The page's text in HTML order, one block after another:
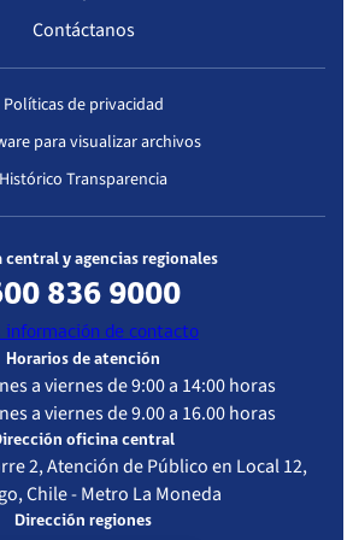
Contáctanos
Políticas de privacidad
para visualizar archivos
Histórico Transparencia
central y agencias regionales
836 9000
información de contacto
Horarios de atención
a viernes de 9:00 a 14:00 horas
a viernes de 9.00 a 16.00 horas
oficina central
2, Atención de Público en Local 12,
Chile - Metro La Moneda
Dirección regiones